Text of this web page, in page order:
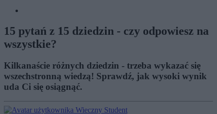
15 pytań z 15 dziedzin - czy odpowiesz na
wszystkie?
Kilkanaście różnych dziedzin - trzeba wykazać się
wszechstronną wiedzą! Sprawdź, jak wysoki wynik
uda Ci się osiągnąć.